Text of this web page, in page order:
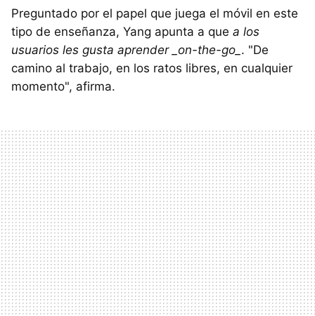
Preguntado por el papel que juega el móvil en este
tipo de enseñanza, Yang apunta a que a los
usuarios les gusta aprender _on-the-go_ . "De
camino al trabajo, en los ratos libres, en cualquier
momento", afirma.